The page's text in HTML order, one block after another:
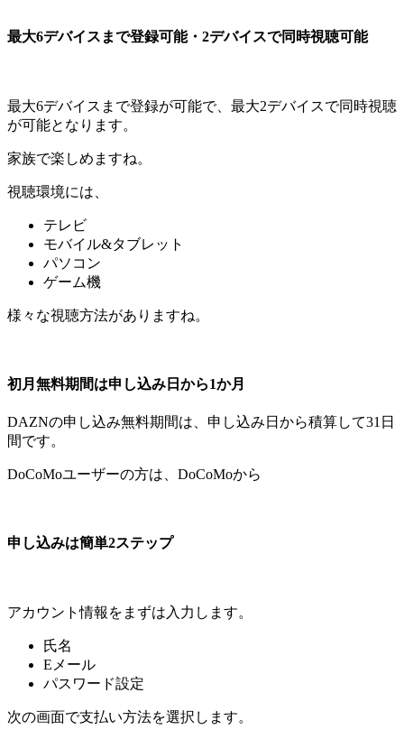
最大6デバイスまで登録可能・2デバイスで同時視聴可能
最大6デバイスまで登録が可能で、最大2デバイスで同時視聴
が可能となります。
家族で楽しめますね。
視聴環境には、
テレビ
モバイル&タブレット
パソコン
ゲーム機
様々な視聴方法がありますね。
初月無料期間は申し込み日から1か月
DAZNの申し込み無料期間は、申し込み日から積算して31日
間です。
DoCoMoユーザーの方は、DoCoMoから
申し込みは簡単2ステップ
アカウント情報をまずは入力します。
氏名
Eメール
パスワード設定
次の画面で支払い方法を選択します。